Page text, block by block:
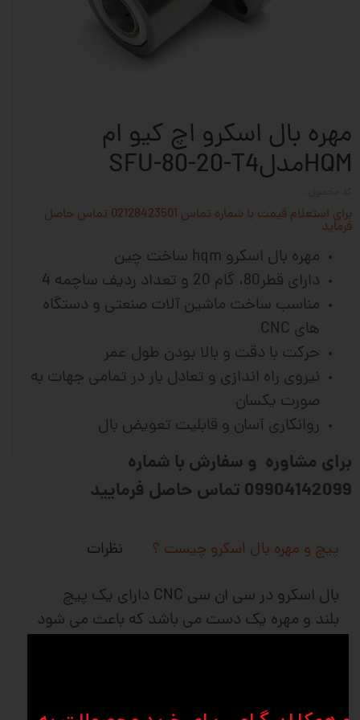
مهره بال اسکرو اچ کیو ام
HQMمدلSFU-80-20-T4
برای استعلام قیمت با شماره تماس 02128423501 تماس حاصل
فرماید
مهره بال اسکرو hqm ساخت چین
دارای قطر80، گام 20 و تعداد ردیف ساچمه 4
مناسب ساخت ماشین آلات صنعتی و دستگاه
های CNC
حرکت با دقت و بالا بودن طول عمر
نیروی راه اندازی و تعادل بار در تمامی جهات به
صورت یکسان
روانکاری آسان و قابلیت تعویض بال
برای مشاوره و سفارش با شماره
09904142099 تماس حاصل فرمایید
پیچ و مهره بال اسکرو چیست ؟ نظرات
بال اسکرو در سی ان سی CNC دارای یک پیچ
بلند و مهره یک دست می باشد که باعث می شود